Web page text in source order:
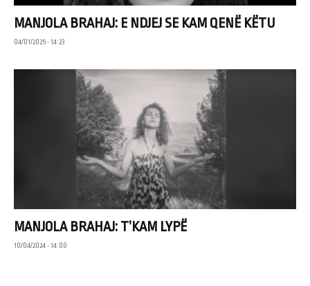
MANJOLA BRAHAJ: E NDJEJ SE KAM QENË KËTU
04/01/2025 • 14:23
MANJOLA BRAHAJ: T’KAM LYPË
10/04/2024 • 14:00